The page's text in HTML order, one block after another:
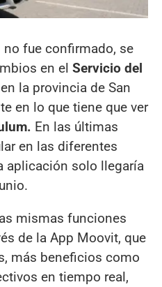
fue confirmado, se
en el Servicio del
en la provincia de San
en lo que tiene que ver
En las últimas
en las diferentes
aplicación solo llegaría
mismas funciones
de la App Moovit, que
más beneficios como
en tiempo real,